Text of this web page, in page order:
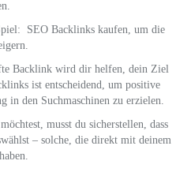
SEO Backlinks kaufen, um die
Backlink wird dir helfen, dein Ziel
ist entscheidend, um positive
in den Suchmaschinen zu erzielen.
musst du sicherstellen, dass
– solche, die direkt mit deinem